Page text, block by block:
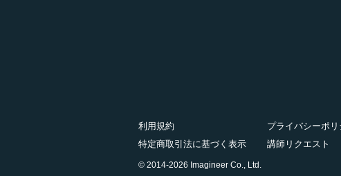
利用規約 プライバシーポリ
特定商取引法に基づく表示
講師リクエスト
© 2014-2026 Imagineer Co., Ltd.